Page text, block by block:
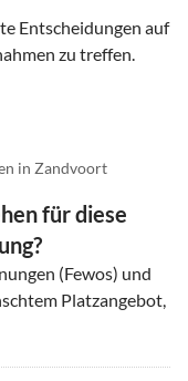
Entscheidungen auf
zu treffen.
in Zandvoort
für diese
(Fewos) und
Platzangebot,